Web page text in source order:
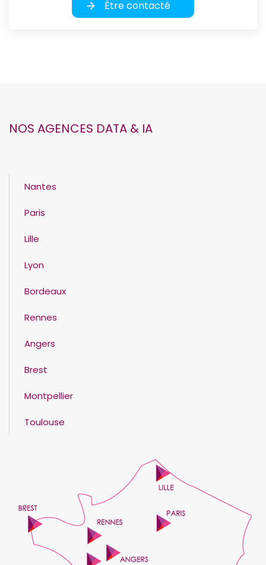
Être contacté
NOS AGENCES DATA & IA
Nantes
Paris
Lille
Lyon
Bordeaux
Rennes
Angers
Brest
Montpellier
Toulouse